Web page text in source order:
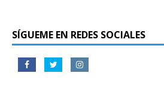
SÍGUEME EN REDES SOCIALES